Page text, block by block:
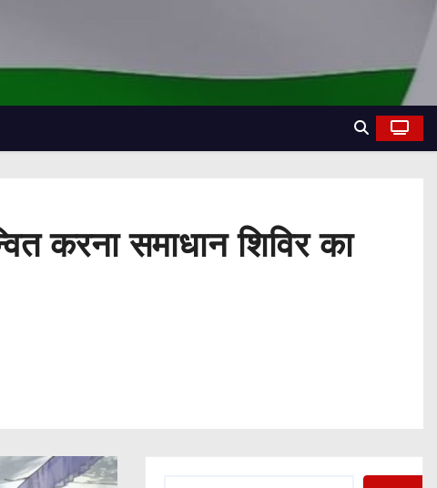
करना समाधान शिविर का